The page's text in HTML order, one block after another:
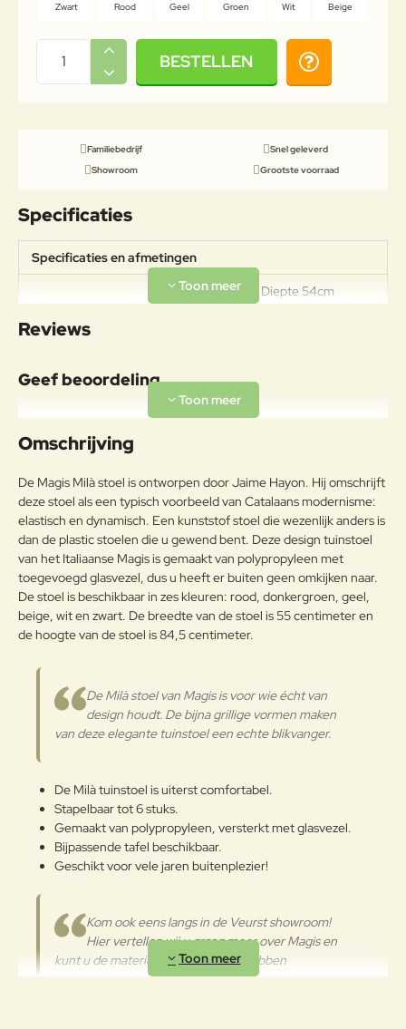
Zwart Rood Geel Groen Wit Beige
BESTELLEN
Familiebedrijf
Snel geleverd
Showroom
Grootste voorraad
Specificaties
Specificaties en afmetingen
Specificaties
Breedte 55cm Diepte 54cm
Diepte zitting 48 cm Hoogte 84cm
Reviews
Geef beoordeling
Uw naam:
g:
Note:HTML-code wordt niet vertaald!
Waardering:
Waarderin
g:
Slecht Goed
Verder
Omschrijving
De Magis Milà stoel is ontworpen door Jaime Hayon. Hij omschrijft
deze stoel als een typisch voorbeeld van Catalaans modernisme:
elastisch en dynamisch. Een kunststof stoel die wezenlijk anders is
dan de plastic stoelen die u gewend bent. Deze design tuinstoel
van het Italiaanse Magis is gemaakt van polypropyleen met
toegevoegd glasvezel, dus u heeft er buiten geen omkijken naar.
De stoel is beschikbaar in zes kleuren: rood, donkergroen, geel,
beige, wit en zwart. De breedte van de stoel is 55 centimeter en
de hoogte van de stoel is 84,5 centimeter.
De Milà stoel van Magis is voor wie écht van
design houdt. De bijna grillige vormen maken
van deze elegante tuinstoel een echte blikvanger.
De Milà tuinstoel is uiterst comfortabel.
Stapelbaar tot 6 stuks.
Gemaakt van polypropyleen, versterkt met glasvezel.
Bijpassende tafel beschikbaar.
Geschikt voor vele jaren buitenplezier!
Kom ook eens langs in de Veurst showroom!
Hier vertellen wij u graag meer over Magis en
kunt u de materialen bekijken. Wij hebben
verschillende tuinstoelen, tuintafels en tuinsets van